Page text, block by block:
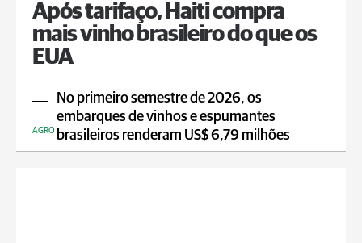
Após tarifaço, Haiti compra
mais vinho brasileiro do que os
EUA
No primeiro semestre de 2026, os
embarques de vinhos e espumantes
brasileiros renderam US$ 6,79 milhões
AGRO